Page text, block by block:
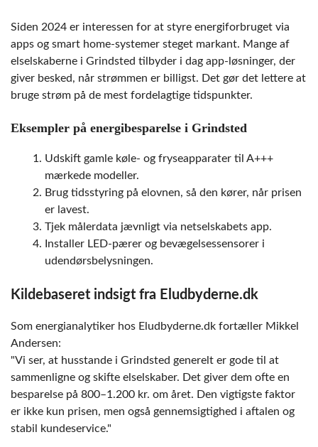
Siden 2024 er interessen for at styre energiforbruget via
apps og smart home-systemer steget markant. Mange af
elselskaberne i Grindsted tilbyder i dag app-løsninger, der
giver besked, når strømmen er billigst. Det gør det lettere at
bruge strøm på de mest fordelagtige tidspunkter.
Eksempler på energibesparelse i Grindsted
Udskift gamle køle- og fryseapparater til A+++
mærkede modeller.
Brug tidsstyring på elovnen, så den kører, når prisen
er lavest.
Tjek målerdata jævnligt via netselskabets app.
Installer LED-pærer og bevægelsessensorer i
udendørsbelysningen.
Kildebaseret indsigt fra Eludbyderne.dk
Som energianalytiker hos Eludbyderne.dk fortæller Mikkel
Andersen:
Vi ser, at husstande i Grindsted generelt er gode til at
sammenligne og skifte elselskaber. Det giver dem ofte en
besparelse på 800–1.200 kr. om året. Den vigtigste faktor
er ikke kun prisen, men også gennemsigtighed i aftalen og
stabil kundeservice.